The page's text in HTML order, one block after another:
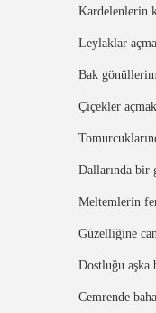
Kardelenlerin
Leylaklar
Bak
Çiçekler
Dallarında bir
Meltemlerin
Güzelliğine
Dostluğu aşka
Cemrende